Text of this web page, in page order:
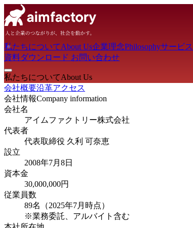
私たちについてAbout Us企業理念Philosophyサービス
資料ダウンロード お問い合わせ
私たちについてAbout Us
会社概要沿革アクセス
会社情報Company information
会社名
アイムファクトリー株式会社
代表者
代表取締役 久利 可奈恵
設立
2008年7月8日
資本金
30,000,000円
従業員数
89名（2025年7月時点）
※業務委託、アルバイト含む